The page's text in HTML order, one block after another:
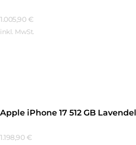
1.005,90 €
inkl. MwSt.
Apple iPhone 17 512 GB Lavendel
1.198,90 €